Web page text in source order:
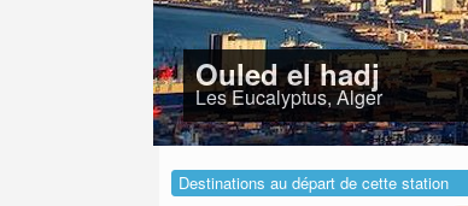
Ouled el hadj
Les Eucalyptus, Alger
Destinations au départ de cette station